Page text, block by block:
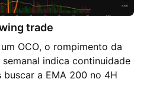
trade
OCO, o rompimento da
semanal indica continuidade
buscar a EMA 200 no 4H